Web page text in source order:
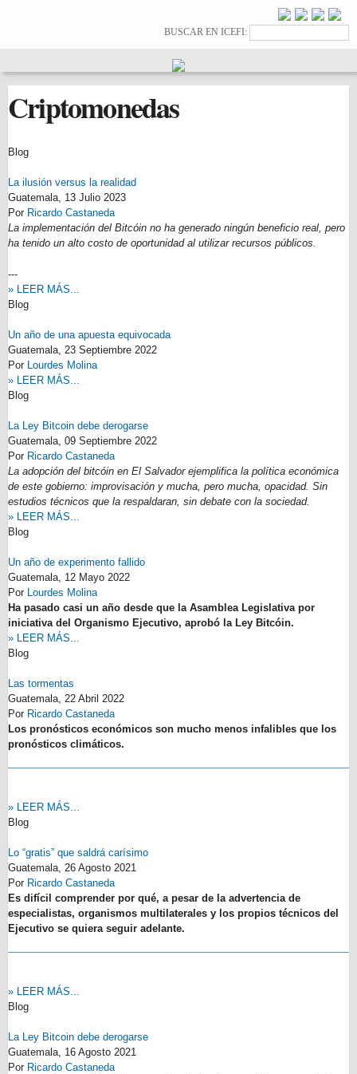
principalFormulario de
búsqueda
BUSCAR EN ICEFI:
Criptomonedas
Blog
La ilusión versus la realidad
Guatemala, 13 Julio 2023
Por Ricardo Castaneda
La implementación del Bitcóin no ha generado ningún beneficio real, pero
ha tenido un alto costo de oportunidad al utilizar recursos públicos.
---
» LEER MÁS...
Blog
Un año de una apuesta equivocada
Guatemala, 23 Septiembre 2022
Por Lourdes Molina
» LEER MÁS...
Blog
La Ley Bitcoin debe derogarse
Guatemala, 09 Septiembre 2022
Por Ricardo Castaneda
La adopción del bitcóin en El Salvador ejemplifica la política económica
de este gobierno: improvisación y mucha, pero mucha, opacidad. Sin
estudios técnicos que la respaldaran, sin debate con la sociedad.
» LEER MÁS...
Blog
Un año de experimento fallido
Guatemala, 12 Mayo 2022
Por Lourdes Molina
Ha pasado casi un año desde que la Asamblea Legislativa por
iniciativa del Organismo Ejecutivo, aprobó la Ley Bitcóin.
» LEER MÁS...
Blog
Las tormentas
Guatemala, 22 Abril 2022
Por Ricardo Castaneda
Los pronósticos económicos son mucho menos infalibles que los
pronósticos climáticos.
» LEER MÁS...
Blog
Lo “gratis” que saldrá carísimo
Guatemala, 26 Agosto 2021
Por Ricardo Castaneda
Es difícil comprender por qué, a pesar de la advertencia de
especialistas, organismos multilaterales y los propios técnicos del
Ejecutivo se quiera seguir adelante.
» LEER MÁS...
Blog
La Ley Bitcoin debe derogarse
Guatemala, 16 Agosto 2021
Por Ricardo Castaneda